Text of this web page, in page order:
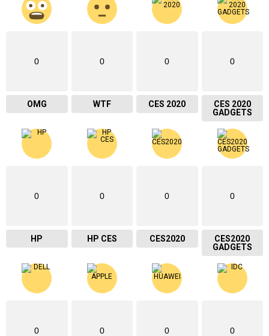
0
OMG
0
WTF
0
CES 2020
0
CES 2020
GADGETS
0
HP
0
HP CES
0
CES2020
0
CES2020
GADGETS
0 0 0 0